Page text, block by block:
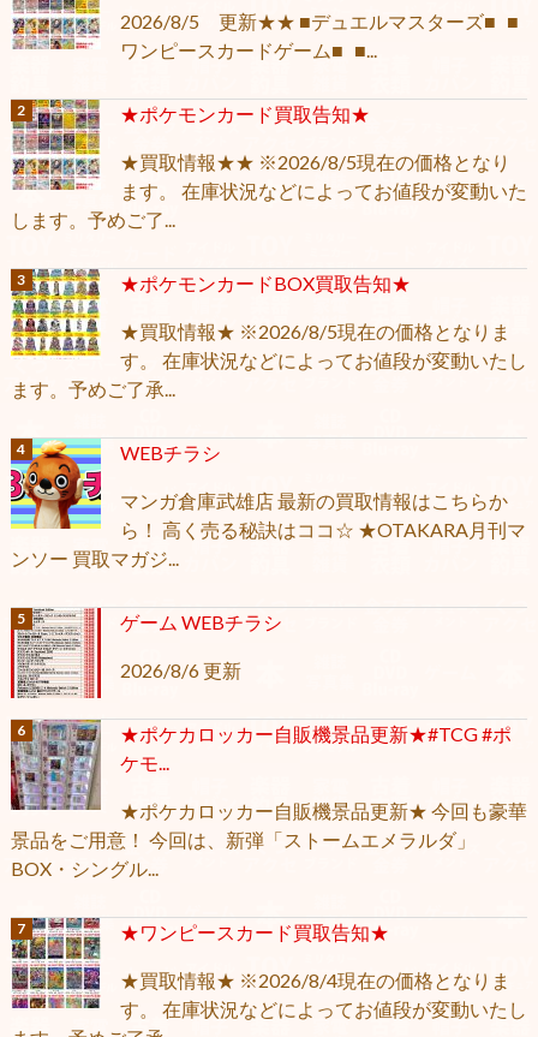
2026/8/5 更新★★ ■デュエルマスターズ■ ■
ワンピースカードゲーム■ ■...
★ポケモンカード買取告知★
★買取情報★★ ※2026/8/5現在の価格となり
ます。 在庫状況などによってお値段が変動いた
します。予めご了...
★ポケモンカードBOX買取告知★
★買取情報★ ※2026/8/5現在の価格となりま
す。 在庫状況などによってお値段が変動いたし
ます。予めご了承...
WEBチラシ
マンガ倉庫武雄店 最新の買取情報はこちらか
ら！ 高く売る秘訣はココ☆ ★OTAKARA月刊マ
ンソー 買取マガジ...
ゲーム WEBチラシ
2026/8/6 更新
★ポケカロッカー自販機景品更新★#TCG #ポ
ケモ...
★ポケカロッカー自販機景品更新★ 今回も豪華
景品をご用意！ 今回は、新弾「ストームエメラルダ」
BOX・シングル...
★ワンピースカード買取告知★
★買取情報★ ※2026/8/4現在の価格となりま
す。 在庫状況などによってお値段が変動いたし